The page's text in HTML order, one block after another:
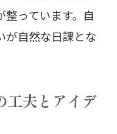
っています。自
が自然な日課とな
工夫とアイデ